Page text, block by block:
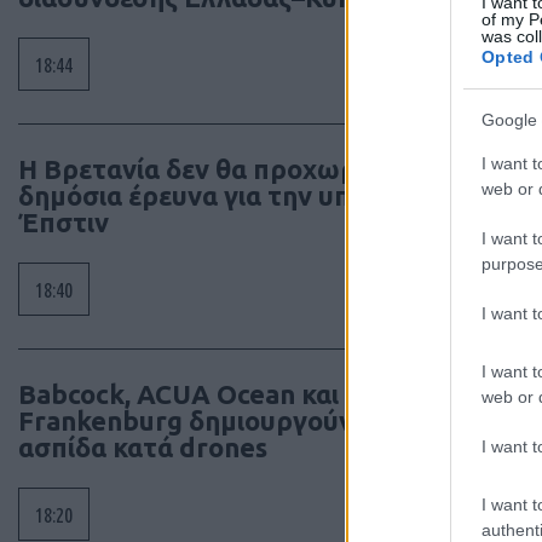
of my
was
Opted
Google
I want
web or
I want
I want
I want
web or
I want
I want
18:44
Η Βρετανία δεν θα προχωρήσει σε
δημόσια έρευνα για την υπόθεση
Έπστιν
18:40
Babcock, ACUA Ocean και
Frankenburg δημιουργούν ναυτική
ασπίδα κατά drones
18:20